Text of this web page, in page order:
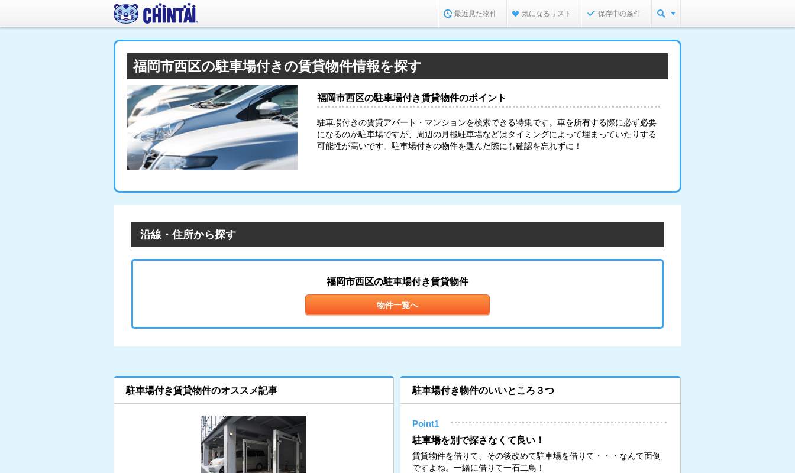
最近見た物件 気になるリスト 保存中の条件
福岡市西区の駐車場付きの賃貸物件情報を探す
福岡市西区の駐車場付き賃貸物件のポイント
駐車場付きの賃貸アパート・マンションを検索できる特集です。車を所有する際に必ず必要
になるのが駐車場ですが、周辺の月極駐車場などはタイミングによって埋まっていたりする
可能性が高いです。駐車場付きの物件を選んだ際にも確認を忘れずに！
沿線・住所から探す
福岡市西区の駐車場付き賃貸物件
物件一覧へ
駐車場付き賃貸物件のオススメ記事 駐車場付き物件のいいところ３つ
Point1
駐車場を別で探さなくて良い！
賃貸物件を借りて、その後改めて駐車場を借りて・・・なんて面倒
ですよね。一緒に借りて一石二鳥！